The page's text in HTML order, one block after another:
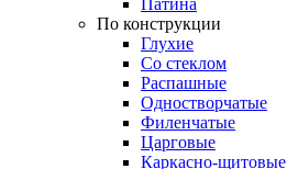
По конструкции
Глухие
Со стеклом
Распашные
Одностворчатые
Филенчатые
Царговые
Каркасно-щитовые